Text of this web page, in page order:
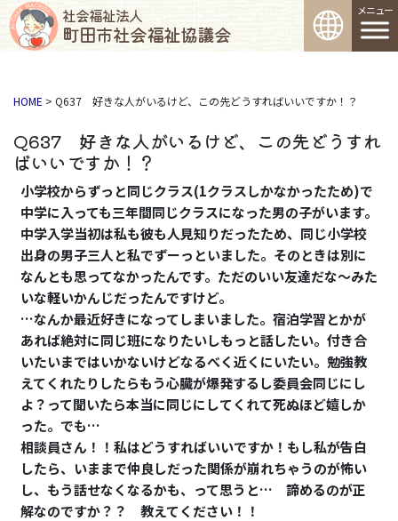
社会福祉法人
町田市社会福祉協議会
コンテンツへスキップ
メインナビゲーション
HOME > Q637 好きな人がいるけど、この先どうすればいいですか！？
Q637 好きな人がいるけど、この先どうすれ
ばいいですか！？
小学校からずっと同じクラス(1クラスしかなかったため)で
中学に入っても三年間同じクラスになった男の子がいます。
中学入学当初は私も彼も人見知りだったため、同じ小学校
出身の男子三人と私でずーっといました。そのときは別に
なんとも思ってなかったんです。ただのいい友達だな～みた
いな軽いかんじだったんですけど。
…なんか最近好きになってしまいました。宿泊学習とかが
あれば絶対に同じ班になりたいしもっと話したい。付き合
いたいまではいかないけどなるべく近くにいたい。勉強教
えてくれたりしたらもう心臓が爆発するし委員会同じにし
よ？って聞いたら本当に同じにしてくれて死ぬほど嬉しか
った。でも…
相談員さん！！私はどうすればいいですか！もし私が告白
したら、いままで仲良しだった関係が崩れちゃうのが怖い
し、もう話せなくなるかも、って思うと… 諦めるのが正
解なのですか？？ 教えてください！！